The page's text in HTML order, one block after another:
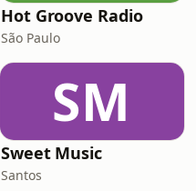
Hot Groove Radio
São Paulo
SM
Sweet Music
Santos